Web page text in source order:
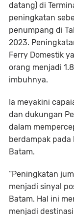
datang) di
peningkatan
penumpang di
2023.
Ferry Domestik
orang menjadi
imbuhnya.
Ia meyakini
dan dukungan
dalam
berdampak pada
Batam.
“Peningkatan
menjadi sinyal
Batam. Hal ini
menjadi